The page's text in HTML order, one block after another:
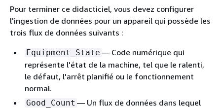
Pour terminer ce didacticiel, vous devez configurer
l'ingestion de données pour un appareil qui possède les
trois flux de données suivants :
Equipment_State — Code numérique qui
représente l'état de la machine, tel que le ralenti,
le défaut, l'arrêt planifié ou le fonctionnement
normal.
Good_Count — Un flux de données dans lequel